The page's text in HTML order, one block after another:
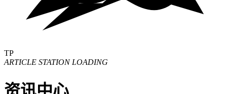
TP
ARTICLE STATION LOADING